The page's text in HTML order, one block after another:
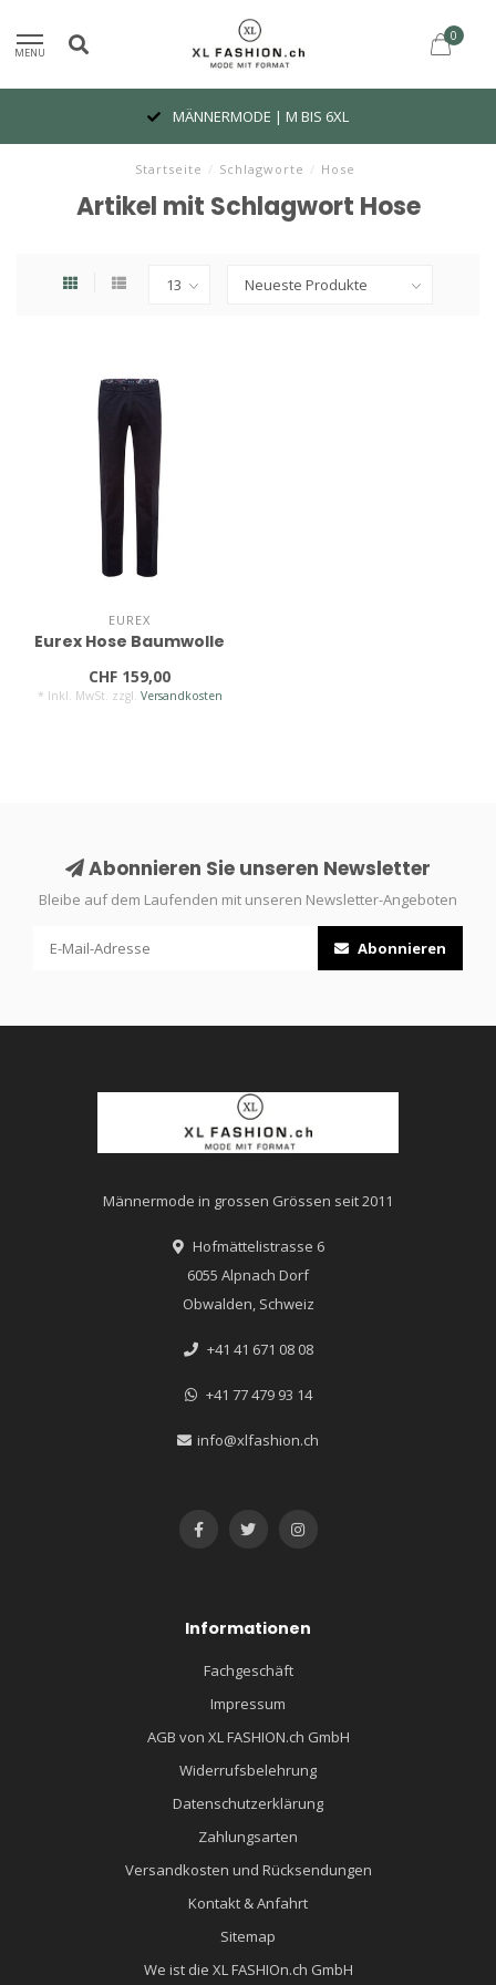
MENU
0
MÄNNERMODE | M BIS 6XL
Startseite / Schlagworte / Hose
Artikel mit Schlagwort Hose
EUREX
Eurex Hose Baumwolle
CHF 159,00
* Inkl. MwSt. zzgl. Versandkosten
Abonnieren Sie unseren Newsletter
Bleibe auf dem Laufenden mit unseren Newsletter-Angeboten
Abonnieren
Männermode in grossen Grössen seit 2011
Hofmättelistrasse 6
6055 Alpnach Dorf
Obwalden, Schweiz
+41 41 671 08 08
+41 77 479 93 14
info@xlfashion.ch
Informationen
Fachgeschäft
Impressum
AGB von XL FASHION.ch GmbH
Widerrufsbelehrung
Datenschutzerklärung
Zahlungsarten
Versandkosten und Rücksendungen
Kontakt & Anfahrt
Sitemap
We ist die XL FASHIOn.ch GmbH